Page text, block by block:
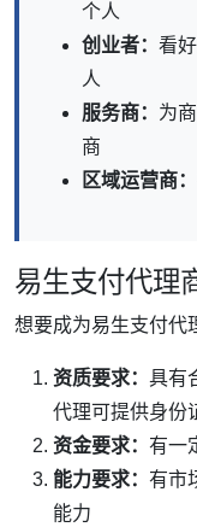
个人
创业者： 看
人
服务商： 为
商
区域运营商：
易生支付代理
想要成为易生支付代
资质要求： 具有
代理可提供身份
资金要求： 有一
能力要求： 有市
能力